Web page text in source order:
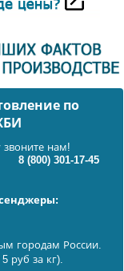
по
звоните нам!
8 (800) 301-17-45
городам России.
руб за кг).